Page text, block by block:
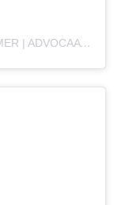
EEN BERICHT GEDEELD DOOR KIM BEUMER | ADVOCAAT (@MEESTERKIMBEUMER)